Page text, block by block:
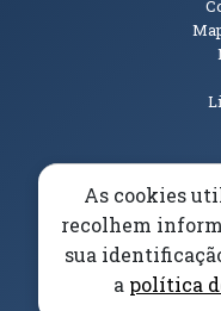
Elogios, Sugestões
As cookies
recolhem
sua
a política